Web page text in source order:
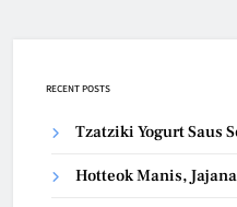
RECENT POSTS
Tzatziki Yogurt Saus
Hotteok Manis,